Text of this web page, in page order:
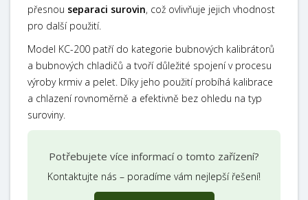
přesnou separaci surovin, což ovlivňuje jejich vhodnost
pro další použití.
Model KC-200 patří do kategorie bubnových kalibrátorů
a bubnových chladičů a tvoří důležité spojení v procesu
výroby krmiv a pelet. Díky jeho použití probíhá kalibrace
a chlazení rovnoměrně a efektivně bez ohledu na typ
suroviny.
Potřebujete více informací o tomto zařízení?
Kontaktujte nás – poradíme vám nejlepší řešení!